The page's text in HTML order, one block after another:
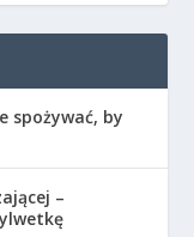
spożywać, by
–